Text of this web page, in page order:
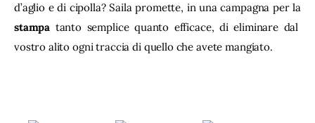
d’aglio e di cipolla? Saila promette, in una campagna per la
stampa tanto semplice quanto efficace, di eliminare dal
vostro alito ogni traccia di quello che avete mangiato.